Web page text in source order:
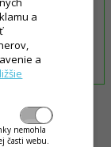
>
a
a
nemohla
časti webu.